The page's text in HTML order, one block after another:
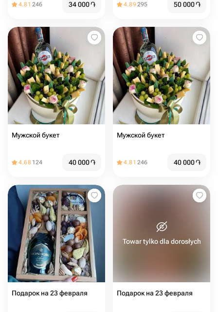
4.81 246 34 000֏ 4.89295 50 000֏
Мужской букет
4.68 124 40 000֏
Мужской букет
4.81 246 40 000֏
Подарок на 23 февраля
Towar tylko dla dorosłych
Подарок на 23 февраля